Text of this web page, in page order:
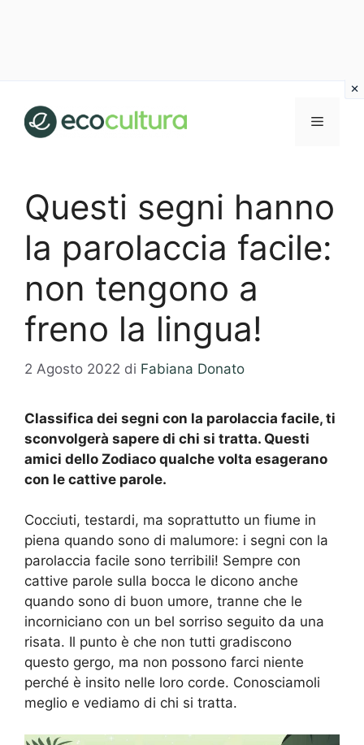
contenuto
MENU
Questi segni hanno
la parolaccia facile:
non tengono a
freno la lingua!
2 Agosto 2022 di Fabiana Donato
Classifica dei segni con la parolaccia facile, ti
sconvolgerà sapere di chi si tratta. Questi
amici dello Zodiaco qualche volta esagerano
con le cattive parole.
Cocciuti, testardi, ma soprattutto un fiume in
piena quando sono di malumore: i segni con la
parolaccia facile sono terribili! Sempre con
cattive parole sulla bocca le dicono anche
quando sono di buon umore, tranne che le
incorniciano con un bel sorriso seguito da una
risata. Il punto è che non tutti gradiscono
questo gergo, ma non possono farci niente
perché è insito nelle loro corde. Conosciamoli
meglio e vediamo di chi si tratta.